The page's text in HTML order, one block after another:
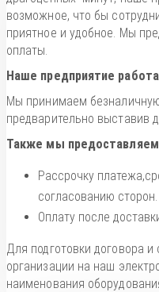
возможное, что бы
приятное и удобное. Мы
оплаты.
Наше предприятие
Мы принимаем
предварительно выставив
Также мы
Рассрочку
согласованию сторон.
Оплату после
Для подготовки договора
организации на наш
наименования